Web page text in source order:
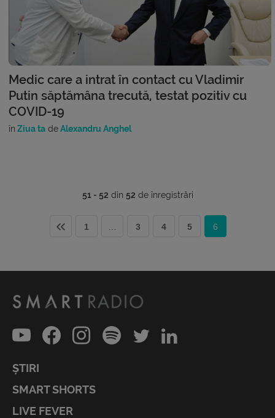
Medic care a intrat în contact cu Vladimir
Putin săptămâna trecută, testat pozitiv cu
COVID-19
în Ziua ta deAlexandru Anghel
51 - 52 din 52 de înregistrări
1 3 4 5 6
ȘTIRI
SMART SHORTS
LIVE FEVER